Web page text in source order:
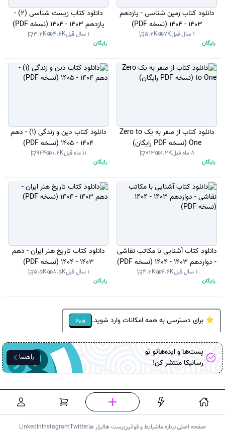
دانلود کتاب زمین شناسی - یازدهم
1403 - 1404 (نسخه PDF)
1 سال قبل 7K
5.2K
رایگان
دانلود کتاب زیست شناسی (2) -
یازدهم 1403 - 1404 (نسخه PDF)
1 سال قبل 4.4K
3.2K
رایگان
دانلود کتاب از صفر به یک Zero to
One (نسخه PDF رایگان)
8 ماه قبل 1.2K
713
رایگان
دانلود کتاب دین و زندگی (1) - دهم
1404 - 1405 (نسخه PDF)
11 ماه قبل 1.4K
944
رایگان
دانلود کتاب آشنایی با مکاتب نقاشی
- دوازدهم 1403 - 1404 (نسخه PDF)
1 سال قبل 6.6K
4.2K
رایگان
دانلود کتاب تاریخ هنر ایران - دهم
1403 - 1404 (نسخه PDF)
1 سال قبل 8.5K
5.5K
رایگان
⭐ برای دسترسی به همه امکانات وارد شوید. ورود
پست‌ها و ایده‌هاتو تو
رسانیکامنتشر کن! راهنما
صفحه اصلیدرباره ماشرایط و قوانینپست هاابزار هاTwitter
Instagram
LinkedIn